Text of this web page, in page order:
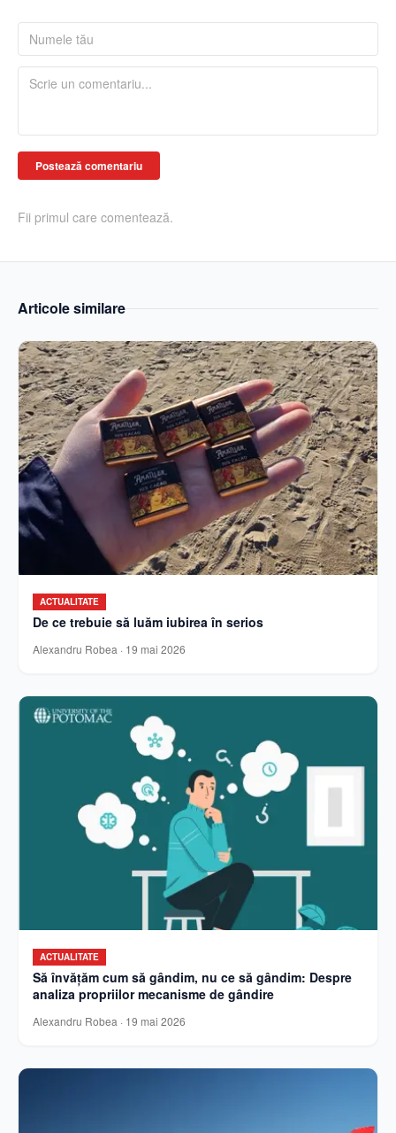
Postează comentariu
Fii primul care comentează.
Articole similare
ACTUALITATE
De ce trebuie să luăm iubirea în serios
Alexandru Robea · 19 mai 2026
ACTUALITATE
Să învățăm cum să gândim, nu ce să gândim: Despre
analiza propriilor mecanisme de gândire
Alexandru Robea · 19 mai 2026